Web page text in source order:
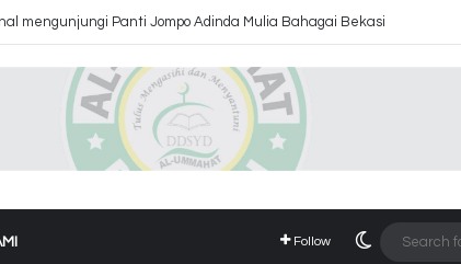
mengunjungi Panti Jompo Adinda Mulia Bahagai Bekasi
Follow Switch skin